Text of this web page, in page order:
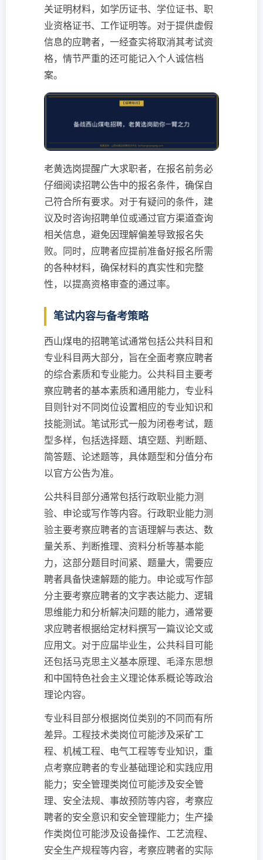
关证明材料，如学历证书、学位证书、职
业资格证书、工作证明等。对于提供虚假
信息的应聘者，一经查实将取消其考试资
格，情节严重的还可能记入个人诚信档
案。
老黄选岗提醒广大求职者，在报名前务必
仔细阅读招聘公告中的报名条件，确保自
己符合所有要求。对于有疑问的条件，建
议及时咨询招聘单位或通过官方渠道查询
相关信息，避免因理解偏差导致报名失
败。同时，应聘者应提前准备好报名所需
的各种材料，确保材料的真实性和完整
性，以提高资格审查的通过率。
笔试内容与备考策略
西山煤电的招聘笔试通常包括公共科目和
专业科目两大部分，旨在全面考察应聘者
的综合素质和专业能力。公共科目主要考
察应聘者的基本素质和通用能力，专业科
目则针对不同岗位设置相应的专业知识和
技能测试。笔试形式一般为闭卷考试，题
型多样，包括选择题、填空题、判断题、
简答题、论述题等，具体题型和分值分布
以官方公告为准。
公共科目部分通常包括行政职业能力测
验、申论或写作等内容。行政职业能力测
验主要考察应聘者的言语理解与表达、数
量关系、判断推理、资料分析等基本能
力，这部分题目时间紧、题量大，需要应
聘者具备快速解题的能力。申论或写作部
分主要考察应聘者的文字表达能力、逻辑
思维能力和分析解决问题的能力，通常要
求应聘者根据给定材料撰写一篇议论文或
应用文。对于应届毕业生，公共科目可能
还包括马克思主义基本原理、毛泽东思想
和中国特色社会主义理论体系概论等政治
理论内容。
专业科目部分根据岗位类别的不同而有所
差异。工程技术类岗位可能涉及采矿工
程、机械工程、电气工程等专业知识，重
点考察应聘者的专业基础理论和实践应用
能力；安全管理类岗位可能涉及安全管
理、安全法规、事故预防等内容，考察应
聘者的安全意识和安全管理能力；生产操
作类岗位可能涉及设备操作、工艺流程、
安全生产规程等内容，考察应聘者的实际